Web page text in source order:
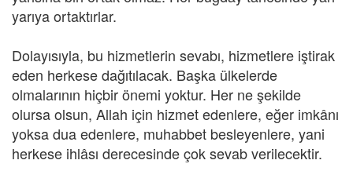
yarıya ortaktırlar.
Dolayısıyla, bu hizmetlerin sevabı, hizmetlere iştirak
eden herkese dağıtılacak. Başka ülkelerde
olmalarının hiçbir önemi yoktur. Her ne şekilde
olursa olsun, Allah için hizmet edenlere, eğer imkânı
yoksa dua edenlere, muhabbet besleyenlere, yani
herkese ihlâsı derecesinde çok sevab verilecektir.